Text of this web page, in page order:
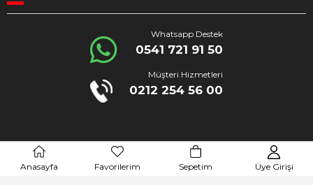
Whatsapp Destek
0541 721 91 50
Müşteri Hizmetleri
0212 254 56 00
%100 Güvenli Alışveriş
Anasayfa Favorilerim Sepetim Üye Girişi